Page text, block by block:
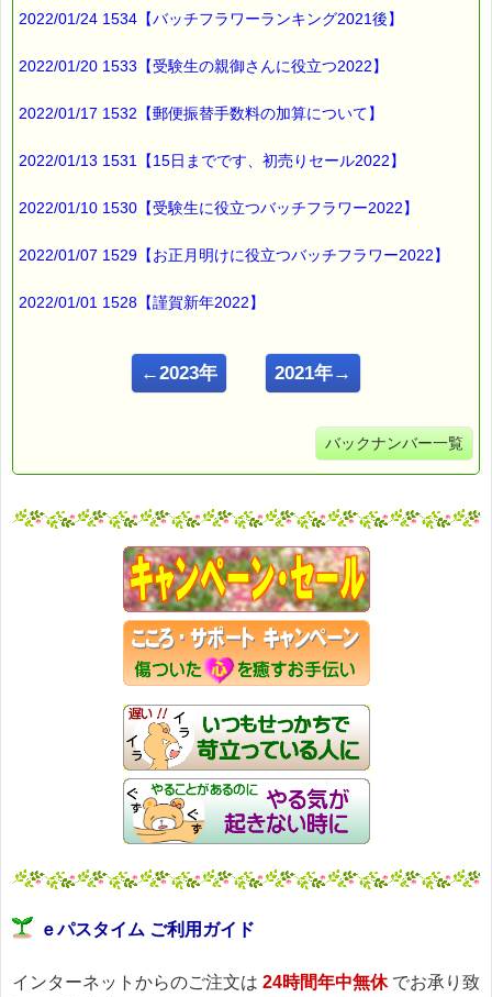
2022/01/24 1534【バッチフラワーランキング2021後】
2022/01/20 1533【受験生の親御さんに役立つ2022】
2022/01/17 1532【郵便振替手数料の加算について】
2022/01/13 1531【15日までです、初売りセール2022】
2022/01/10 1530【受験生に役立つバッチフラワー2022】
2022/01/07 1529【お正月明けに役立つバッチフラワー2022】
2022/01/01 1528【謹賀新年2022】
←2023年 2021年→
バックナンバー一覧
ｅパスタイム ご利用ガイド
インターネットからのご注文は 24時間年中無休でお承り致